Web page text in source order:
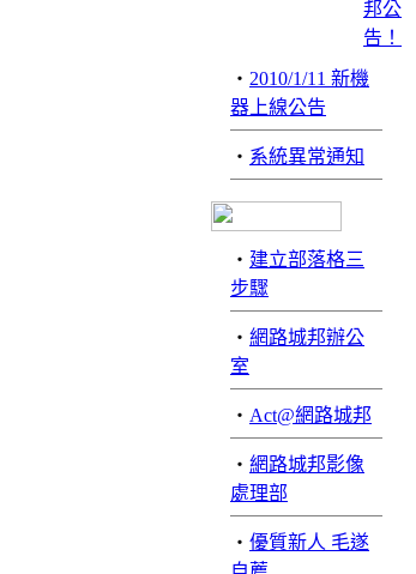
‧ 2010/1/11 新機
器上線公告
‧ 系統異常通知
‧ 建立部落格三
步驟
‧ 網路城邦辦公
室
‧ Act@網路城邦
‧ 網路城邦影像
處理部
‧ 優質新人 毛遂